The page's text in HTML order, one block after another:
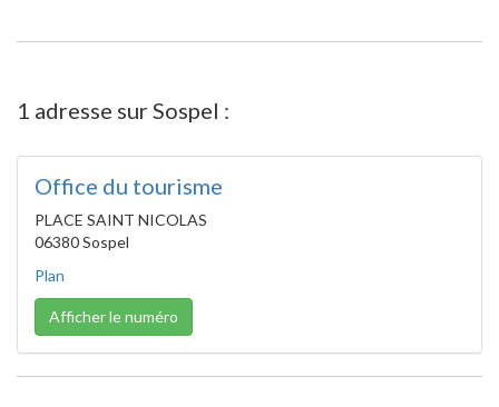
1 adresse sur Sospel :
Office du tourisme
PLACE SAINT NICOLAS
06380 Sospel
Plan
Afficher le numéro